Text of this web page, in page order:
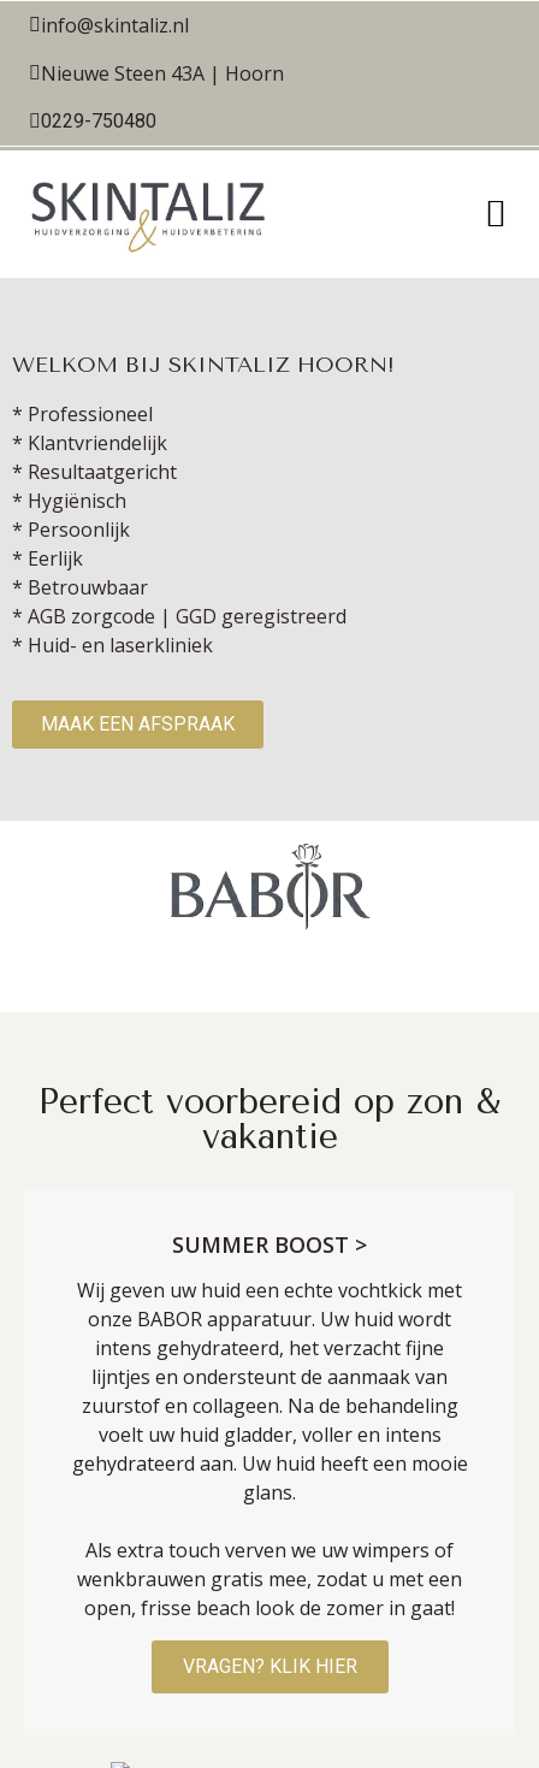
info@skintaliz.nl
Nieuwe Steen 43A | Hoorn
0229-750480
WELKOM BIJ SKINTALIZ HOORN!
* Professioneel
* Klantvriendelijk
* Resultaatgericht
* Hygiënisch
* Persoonlijk
* Eerlijk
* Betrouwbaar
* AGB zorgcode | GGD geregistreerd
* Huid- en laserkliniek
MAAK EEN AFSPRAAK
Perfect voorbereid op zon &
vakantie
SUMMER BOOST >
Wij geven uw huid een echte vochtkick met
onze BABOR apparatuur. Uw huid wordt
intens gehydrateerd, het verzacht fijne
lijntjes en ondersteunt de aanmaak van
zuurstof en collageen. Na de behandeling
voelt uw huid gladder, voller en intens
gehydrateerd aan. Uw huid heeft een mooie
glans.
Als extra touch verven we uw wimpers of
wenkbrauwen gratis mee, zodat u met een
open, frisse beach look de zomer in gaat!
VRAGEN? KLIK HIER